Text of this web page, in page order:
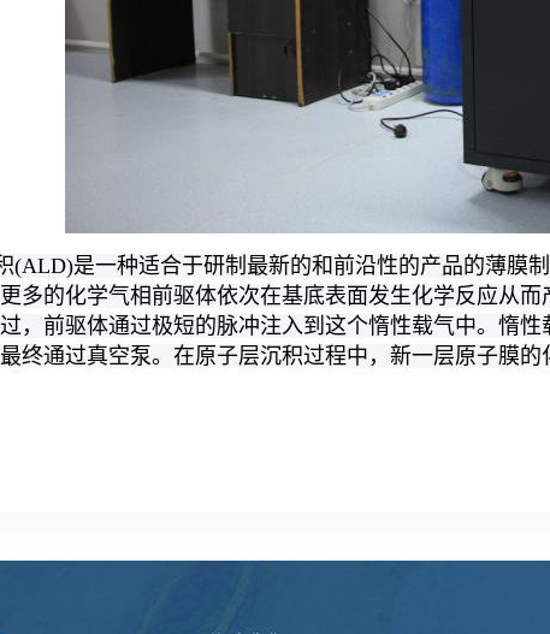
是一种适合于研制最新的和前沿性的产品的薄膜
多的化学气相前驱体依次在基底表面发生化学反应从
，前驱体通过极短的脉冲注入到这个惰性载气中。惰
终通过真空泵。在原子层沉积过程中，新一层原子膜